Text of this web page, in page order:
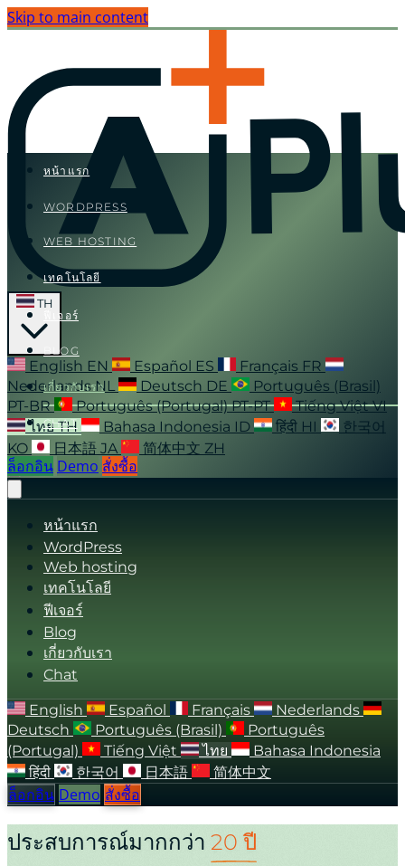
Skip to main content
English EN Español ES Français FR
Nederlands NL Deutsch DE
Português (Brasil)
PT-BR
Português (Portugal) PT-PT Tiếng Việt VI
ไทย TH Bahasa Indonesia ID हिंदी HI
한국어
KO
日本語 JA 简体中文 ZH
หน้าแรก
WORDPRESS
WEB HOSTING
เทคโนโลยี
ฟีเจอร์
BLOG
เกี่ยวกับเรา
CHAT
ล็อกอิน Demo สั่งซื้อ
หน้าแรก
WordPress
Web hosting
เทคโนโลยี
ฟีเจอร์
Blog
เกี่ยวกับเรา
Chat
English Español Français
Nederlands
Deutsch
Português (Brasil)
Português
(Portugal)
Tiếng Việt ไทย
Bahasa Indonesia
हिंदी
한국어 日本語 简体中文
ล็อกอิน Demo สั่งซื้อ
ประสบการณ์มากกว่า 20 ปี